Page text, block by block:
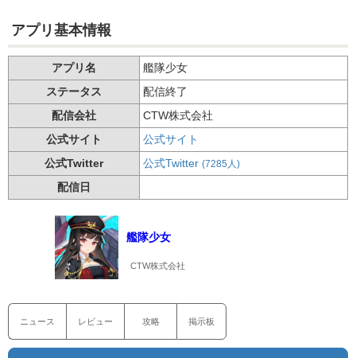
アプリ基本情報
アプリ名
艦隊少女
ステータス
配信終了
配信会社
CTW株式会社
公式サイト
公式サイト
公式Twitter
公式Twitter (7285人)
配信日
艦隊少女
CTW株式会社
ニュース レビュー 攻略 掲示板